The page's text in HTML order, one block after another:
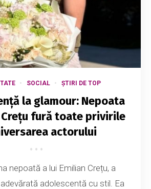
SOCIAL ȘTIRI DE TOP
la glamour: Nepoata
Crețu fură toate privirile
actorului
nepoată a lui Emilian Crețu, a
adolescentă cu stil. Ea